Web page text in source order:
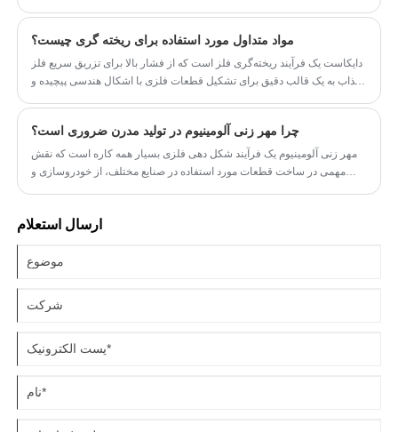
مواد متداول مورد استفاده برای ریخته گری چیست؟
دایکاست یک فرآیند ریخته‌گری فلز است که از فشار بالا برای تزریق سریع فلز
مذاب به یک قالب دقیق برای تشکیل قطعات فلزی با اشکال هندسی پیچیده و
چرا مهر زنی آلومینیوم در تولید مدرن ضروری است؟
مهر زنی آلومینیوم یک فرآیند شکل دهی فلزی بسیار همه کاره است که نقش
مهمی در ساخت قطعات مورد استفاده در صنایع مختلف، از خودروسازی و
قالب‌های سفارشی و ماشین‌آلات قوی مهر زنی است. با Xiamen Hongyu
مطابق با استانداردهای دقیق کیفیت و الزامات طراحی پیچیده است، دسترسی
ارسال استعلام